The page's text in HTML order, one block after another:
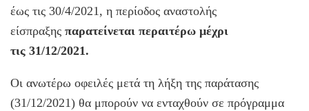
έως τις 30/4/2021, η περίοδος αναστολής
είσπραξης παρατείνεται περαιτέρω μέχρι
τις 31/12/2021.
Οι ανωτέρω οφειλές μετά τη λήξη της παράτασης
(31/12/2021) θα μπορούν να ενταχθούν σε πρόγραμμα